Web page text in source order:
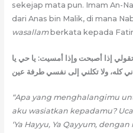
sekejap mata pun. Imam An-
dari Anas bin Malik, di mana
wasallamberkata kepada
إذا أصبحت وإذا أمسيت: يا حي يا
“Apa yang menghalangimu
aku wasiatkan kepadamu?
‘Ya Hayyu, Ya Qayyum,